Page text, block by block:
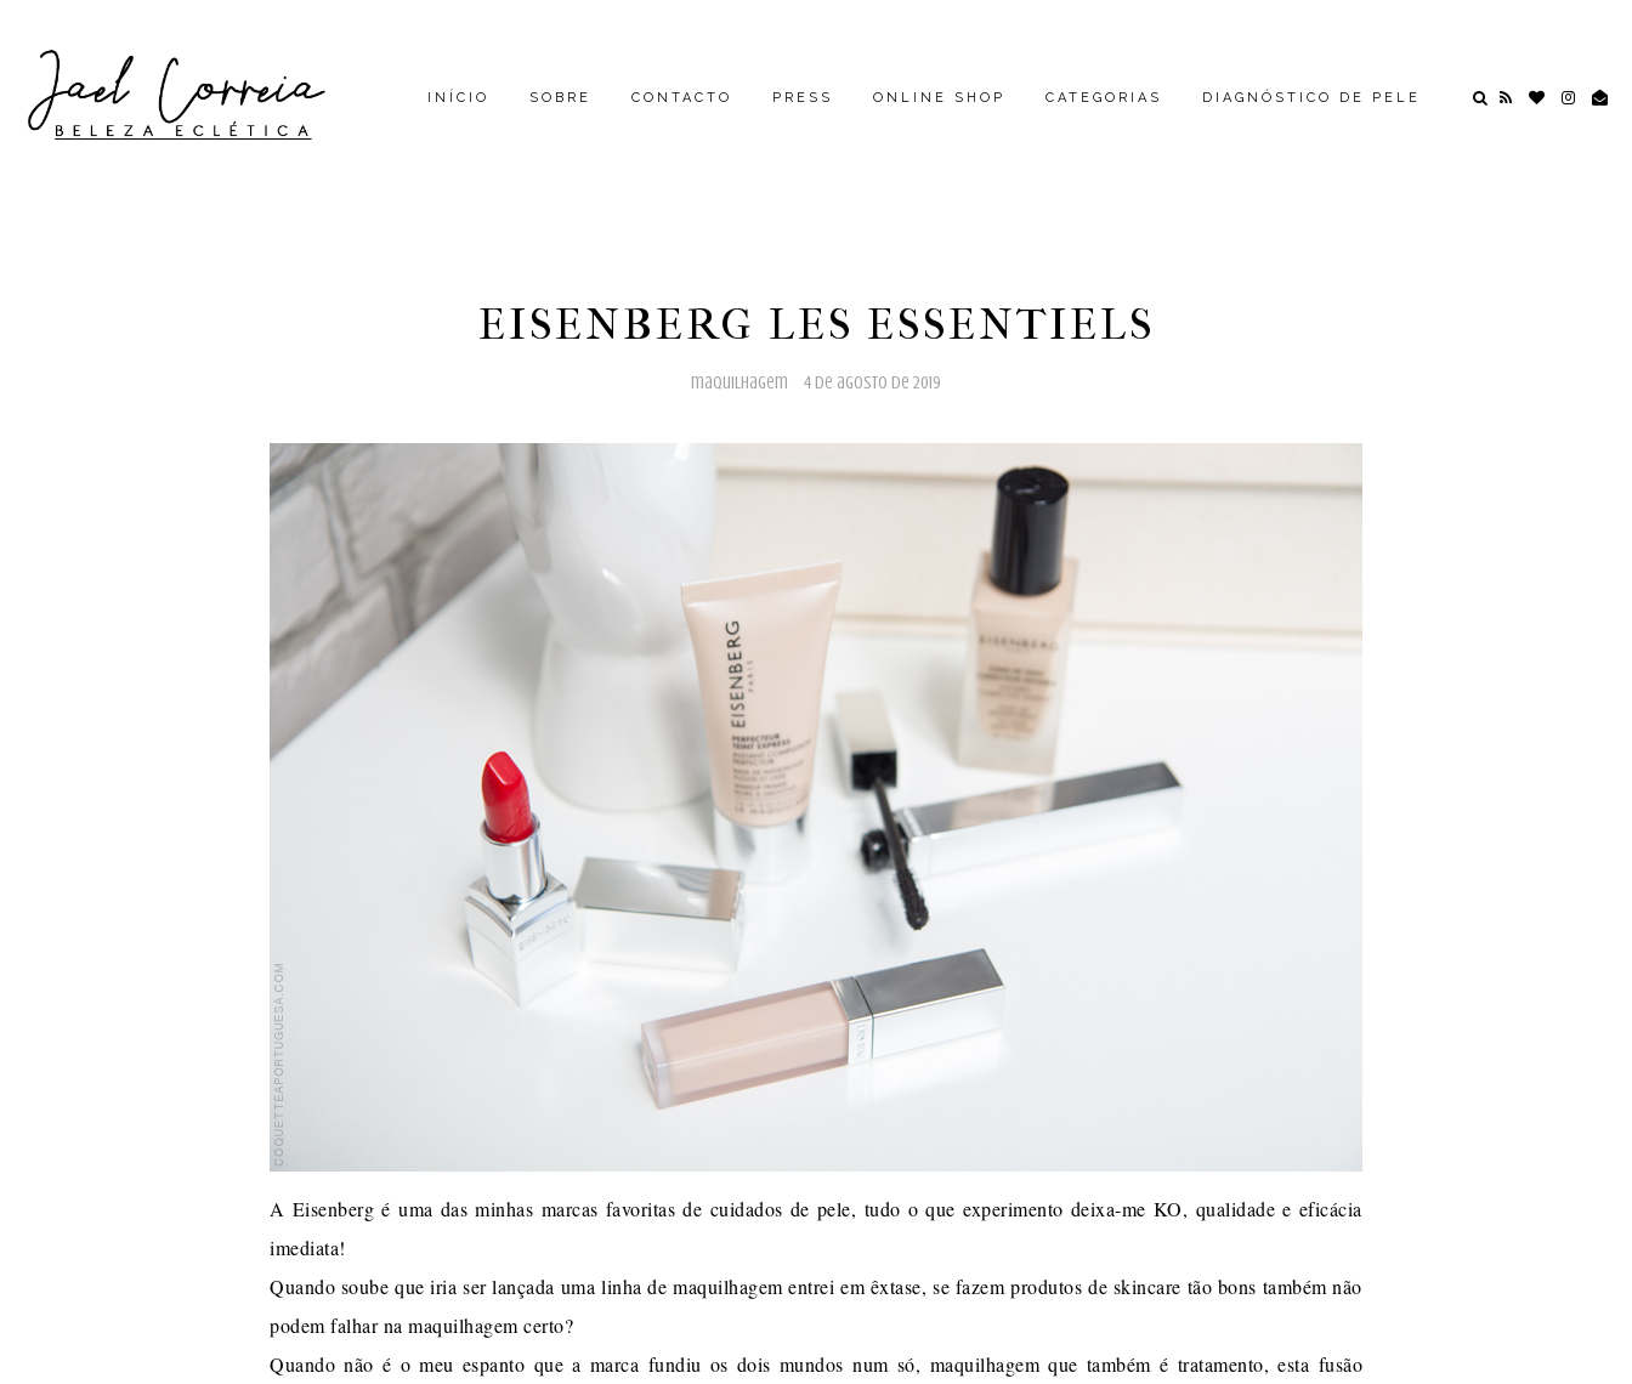
INÍCIO SOBRE CONTACTO PRESS ONLINE SHOP CATEGORIAS DIAGNÓSTICO DE PELE
EISENBERG LES ESSENTIELS
maquilhagem 4 de agosto de 2019
A Eisenberg é uma das minhas marcas favoritas de cuidados de pele, tudo o que experimento deixa-me KO, qualidade e eficácia
imediata!
Quando soube que iria ser lançada uma linha de maquilhagem entrei em êxtase, se fazem produtos de skincare tão bons também não
podem falhar na maquilhagem certo?
Quando não é o meu espanto que a marca fundiu os dois mundos num só, maquilhagem que também é tratamento, esta fusão